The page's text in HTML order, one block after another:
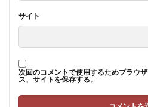
サイト
次回のコメントで使用するためブラウ
ス、サイトを保存する。